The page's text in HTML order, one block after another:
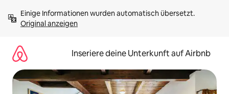
Inhalten
springenOriginal anzeigen
Inseriere deine Unterkunft auf Airbnb